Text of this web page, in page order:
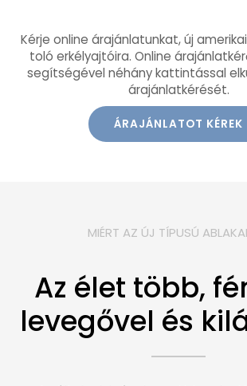
Kérje online árajánlatunkat, új
toló erkélyajtóira. Online
segítségével néhány kattintással
árajánlatkérését.
ÁRAJÁNLATOT KÉREK
MIÉRT AZ ÚJ TÍPUSÚ
Az élet több,
levegővel és